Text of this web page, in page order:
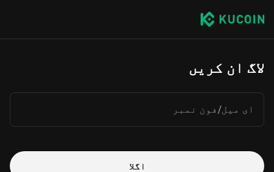
لاگ ان کریں
ای میل/فون نمبر
اگلا